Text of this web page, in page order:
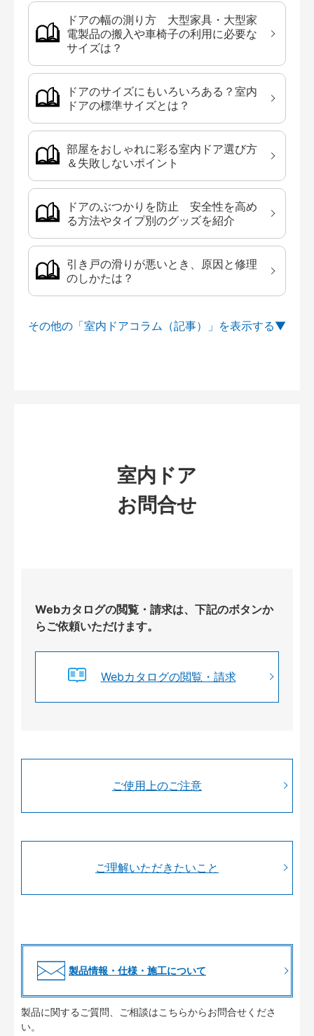
ドアの幅の測り方 大型家具・大型家
電製品の搬入や車椅子の利用に必要な
サイズは？
ドアのサイズにもいろいろある？室内
ドアの標準サイズとは？
部屋をおしゃれに彩る室内ドア選び方
＆失敗しないポイント
ドアのぶつかりを防止 安全性を高め
る方法やタイプ別のグッズを紹介
引き戸の滑りが悪いとき、原因と修理
のしかたは？
その他の「室内ドアコラム（記事）」を
室内ドア
お問合せ
Webカタログの閲覧・請求は、下記のボタンか
らご依頼いただけます。
Webカタログの閲覧・請求
ご使用上のご注意
ご理解いただきたいこと
製品情報・仕様・施工について
製品に関するご質問、ご相談はこちらからお問合せくださ
い。